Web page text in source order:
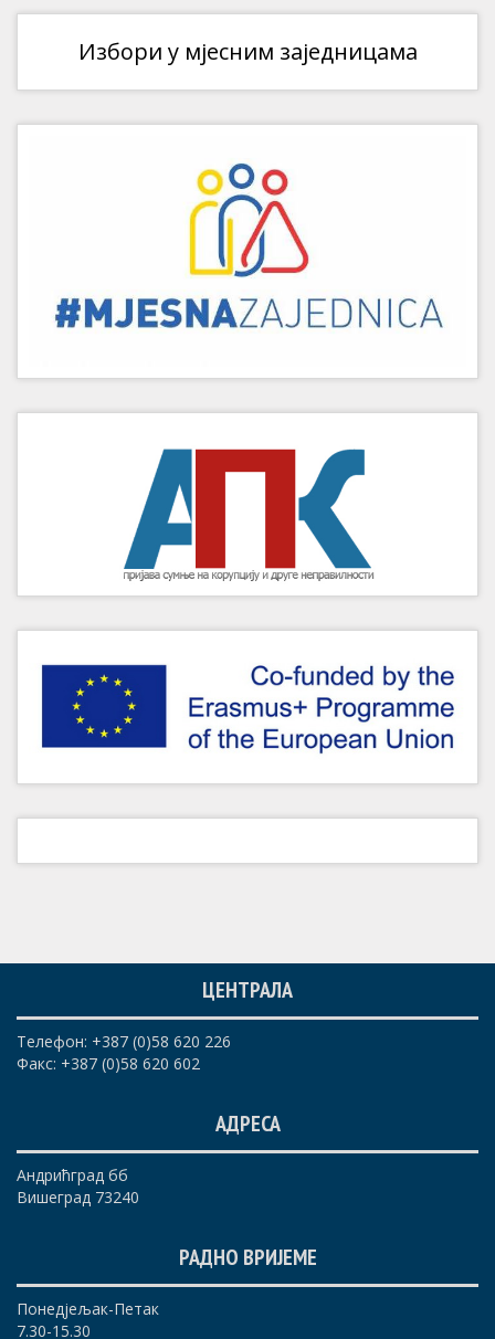
Избори у мјесним заједницама
ЦЕНТРАЛА
Телефон: +387 (0)58 620 226
Факс: +387 (0)58 620 602
АДРЕСА
Андрићград бб
Вишеград 73240
РАДНО ВРИЈЕМЕ
Понедјељак-Петак
7.30-15.30